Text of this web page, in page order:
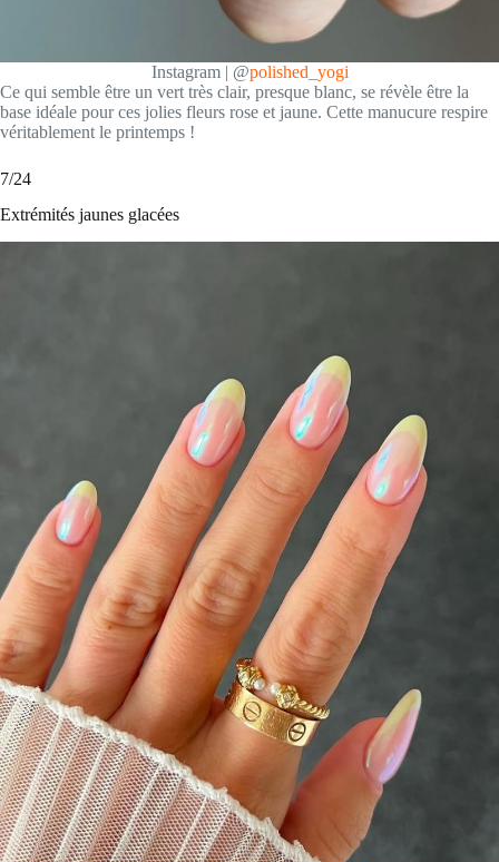
Instagram | @polished_yogi
Ce qui semble être un vert très clair, presque blanc, se révèle être la
base idéale pour ces jolies fleurs rose et jaune. Cette manucure respire
véritablement le printemps !
7/24
Extrémités jaunes glacées